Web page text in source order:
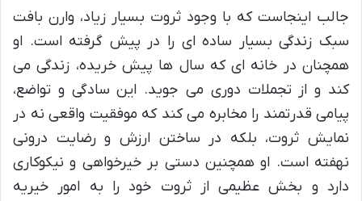
جالب اینجاست که با وجود ثروت بسیار زیاد، وارن بافت
سبک زندگی بسیار ساده ای را در پیش گرفته است. او
همچنان در خانه ای که سال ها پیش خریده، زندگی می
کند و از تجملات دوری می جوید. این سادگی و تواضع،
پیامی قدرتمند را مخابره می کند که موفقیت واقعی نه در
نمایش ثروت، بلکه در ساختن ارزش و رضایت درونی
نهفته است. او همچنین دستی بر خیرخواهی و نیکوکاری
دارد و بخش عظیمی از ثروت خود را به امور خیریه